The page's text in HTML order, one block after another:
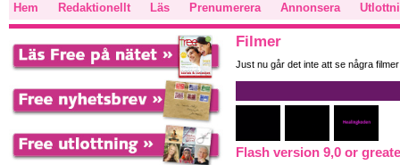
Hem Redaktionellt Läs Prenumerera Annonsera
Filmer
Just nu går det inte att se några
Flash version 9,0 or